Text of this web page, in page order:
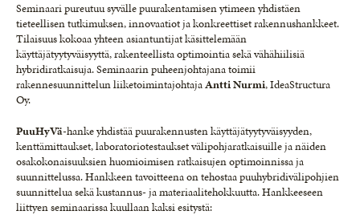
Seminaari pureutuu syvälle puurakentamisen ytimeen yhdistäen
tieteellisen tutkimuksen, innovaatiot ja konkreettiset rakennushankkeet.
Tilaisuus kokoaa yhteen asiantuntijat käsittelemään
käyttäjätyytyväisyyttä, rakenteellista optimointia sekä vähähiilisiä
hybridiratkaisuja. Seminaarin puheenjohtajana toimii
rakennesuunnittelun liiketoimintajohtajaAntti Nurmi, IdeaStructura
Oy.
PuuHyVä-hanke yhdistää puurakennusten käyttäjätyytyväisyyden,
kenttämittaukset, laboratoriotestaukset välipohjaratkaisuille ja näiden
osakokonaisuuksien huomioimisen ratkaisujen optimoinnissa ja
suunnittelussa. Hankkeen tavoitteena on tehostaa puuhybridivälipohjien
suunnittelua sekä kustannus- ja materiaalitehokkuutta. Hankkeeseen
liittyen seminaarissa kuullaan kaksi esitystä: